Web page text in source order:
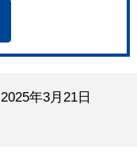
2025年3月21日